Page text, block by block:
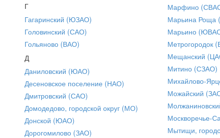
Г
Гагаринский (ЮЗАО)
Головинский (САО)
Гольяново (ВАО)
Д
Даниловский (ЮАО)
Десеновское поселение (НАО)
Дмитровский (САО)
Домодедово, городской округ (МО)
Донской (ЮАО)
Дорогомилово (ЗАО)
Марфино
Марьина Роща
Марьино
Метрогородок
Мещанский
Митино (СЗАО)
Михайлово-
Можайский
Москворечье-
Мытищи,